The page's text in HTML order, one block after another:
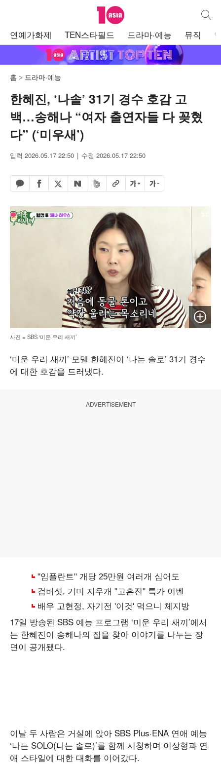
텐아시아 통합
연예가화제 TEN스타필드 드라마·예능 뮤직
홈 드라마·예능
한혜진, ‘나솔’ 31기 경수 호감 고
백…송해나 “여자 출연자들 다 꽂혔
다” (‘미우새’)
입력 2026.05.17 22:50 수정 2026.05.17 22:50
카카오톡 공유하기
페이스북 공유하기
엑스 공유하기
네이버 공유하기
밴드 공유하기
URL복사글자 크게글자 작게
이미지
사진 = SBS ‘미운 우리 새끼’
‘미운 우리 새끼’ 모델 한혜진이 ‘나는 솔로’ 31기 경수
에 대한 호감을 드러냈다.
ADVERTISEMENT
17일 방송된 SBS 예능 프로그램 ‘미운 우리 새끼’에서
는 한혜진이 송해나의 집을 찾아 이야기를 나누는 장
면이 공개됐다.
이날 두 사람은 거실에 앉아 SBS Plus·ENA 연애 예능
‘나는 SOLO(나는 솔로)’를 함께 시청하며 이상형과 연
애 스타일에 대한 대화를 이어갔다.